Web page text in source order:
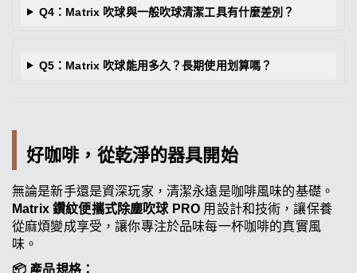
Q4：Matrix 吹球與一般吹球清潔工具有什麼差別？
Q5：Matrix 吹球能用多久？長期使用划算嗎？
好咖啡，從乾淨的器具開始
無論是新手還是資深玩家，清潔永遠是咖啡風味的基礎。
Matrix 鑽紋便攜式除塵吹球 PRO 用設計和技術，讓保養
從麻煩變成享受，讓你專注於品味每一杯咖啡的真實風
味。
📦 產品規格：